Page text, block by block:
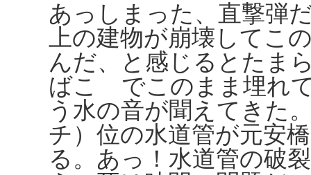
あっしまった、直撃弾
上の建物が崩壊してこ
んだ、と感じるとたま
ばこゝでこのまま埋れ
う水の音が聞えてきた
チ）位の水道管が元安
る。あっ！水道管の破